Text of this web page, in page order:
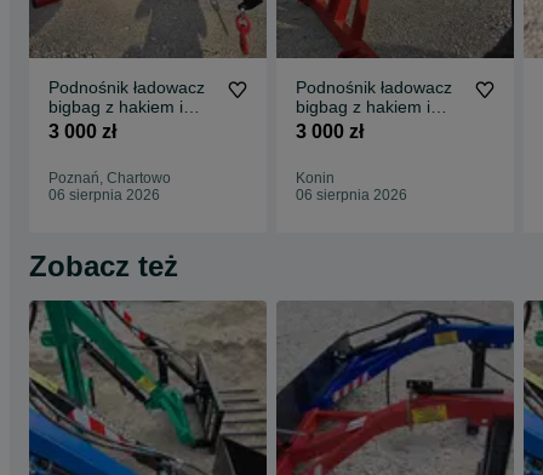
Podnośnik ładowacz
bigbag z hakiem i
mozliwoscia uchwytu
3 000 zł
Poznań, Chartowo
06 sierpnia 2026
Podnośnik ładowacz
bigbag z hakiem i
mozliwoscia uchwytu
3 000 zł
Konin
06 sierpnia 2026
Zobacz też